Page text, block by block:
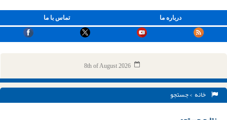
تماس با ما درباره ما
8th of August 2026
خانه > جستجو